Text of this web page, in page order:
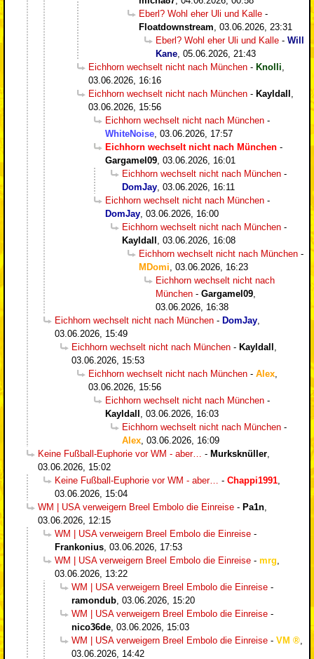
Eberl? Wohl eher Uli und Kalle -
Floatdownstream 03.06.2026, 23:31
Eberl? Wohl eher Uli und Kalle - Will
Kane 05.06.2026, 21:43
Eichhorn wechselt nicht nach München - Knolli
03.06.2026, 16:16
Eichhorn wechselt nicht nach München - Kayldall
03.06.2026, 15:56
Eichhorn wechselt nicht nach München -
WhiteNoise 03.06.2026, 17:57
Eichhorn wechselt nicht nach München -
Gargamel09 03.06.2026, 16:01
Eichhorn wechselt nicht nach München -
DomJay 03.06.2026, 16:11
Eichhorn wechselt nicht nach München -
DomJay 03.06.2026, 16:00
Eichhorn wechselt nicht nach München -
Kayldall
03.06.2026, 16:08
Eichhorn wechselt nicht nach München -
MDomi 03.06.2026, 16:23
Eichhorn wechselt nicht nach
München - Gargamel09
03.06.2026, 16:38
Eichhorn wechselt nicht nach München - DomJay
03.06.2026, 15:49
Eichhorn wechselt nicht nach München - Kayldall
03.06.2026, 15:53
Eichhorn wechselt nicht nach München - Alex
03.06.2026, 15:56
Eichhorn wechselt nicht nach München -
Kayldall
03.06.2026, 16:03
Eichhorn wechselt nicht nach München -
Alex 03.06.2026, 16:09
Keine Fußball-Euphorie vor WM - aber…
- Murksknüller
03.06.2026, 15:02
Keine Fußball-Euphorie vor WM - aber…
- Chappi1991
03.06.2026, 15:04
WM | USA verweigern Breel Embolo die Einreise - Pa1n
03.06.2026, 12:15
WM | USA verweigern Breel Embolo die Einreise -
Frankonius 03.06.2026, 17:53
WM | USA verweigern Breel Embolo die Einreise - mrg
03.06.2026, 13:22
WM | USA verweigern Breel Embolo die Einreise -
ramondub 03.06.2026, 15:20
WM | USA verweigern Breel Embolo die Einreise -
nico36de 03.06.2026, 15:03
WM | USA verweigern Breel Embolo die Einreise - VM
03.06.2026, 14:42